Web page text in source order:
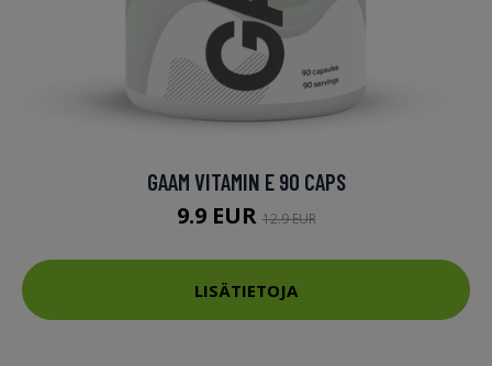
GAAM VITAMIN E 90 CAPS
9.9 EUR12.9 EUR
LISÄTIETOJA